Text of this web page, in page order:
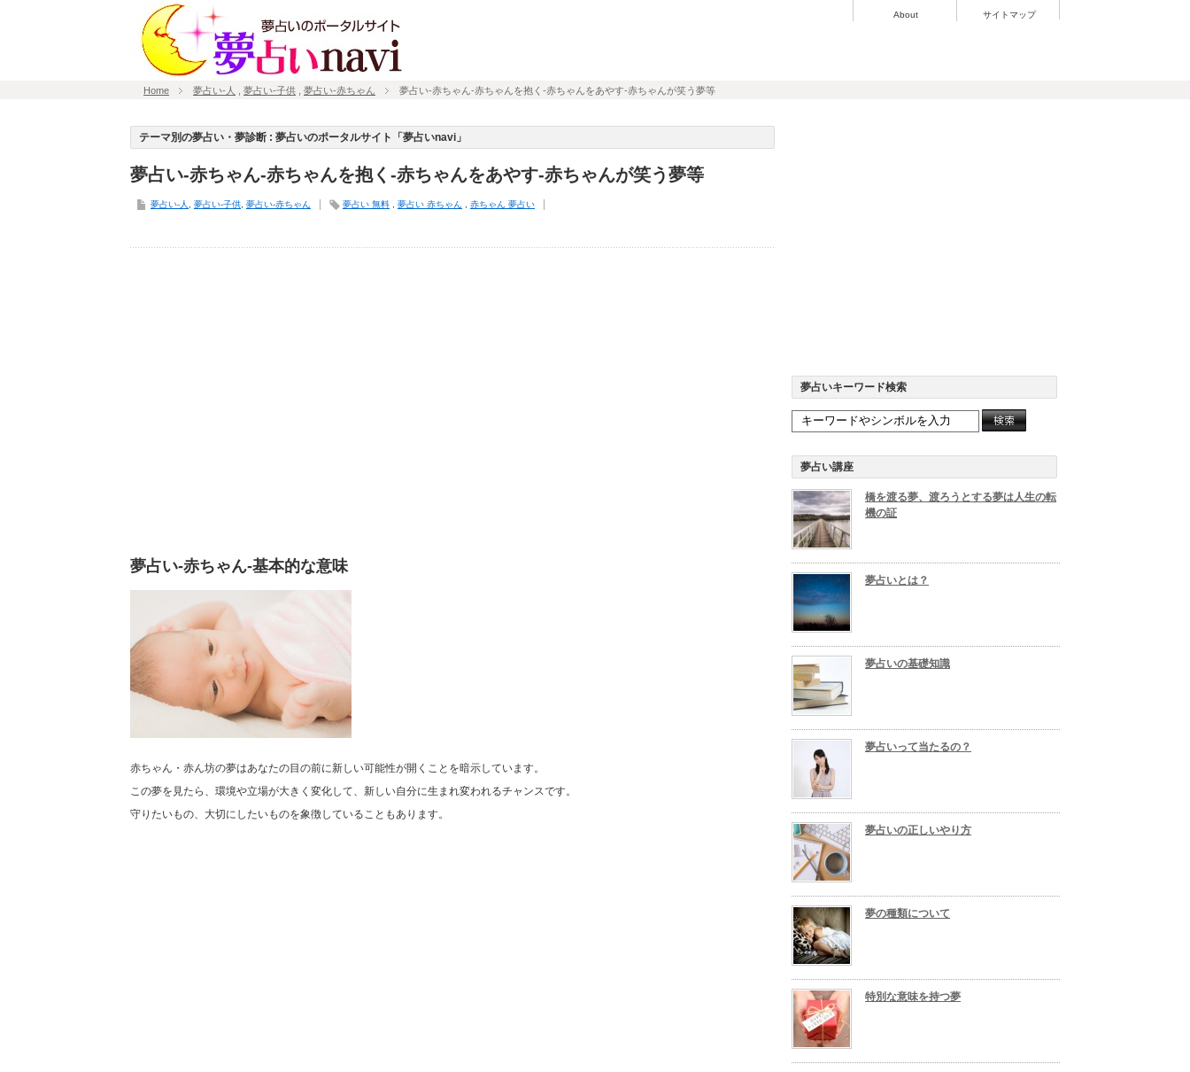
About サイトマップ
Home 夢占い-人 夢占い-子供 夢占い-赤ちゃん 夢占い-赤ちゃん-赤ちゃんを抱く-赤ちゃんをあやす-赤ちゃんが笑う夢等
テーマ別の夢占い・夢診断 : 夢占いのポータルサイト「夢占いnavi」
夢占い-赤ちゃん-赤ちゃんを抱く-赤ちゃんをあやす-赤ちゃんが笑う夢等
夢占い-人 夢占い-子供 夢占い-赤ちゃん 夢占い 無料 夢占い 赤ちゃん 赤ちゃん 夢占い
夢占い-赤ちゃん-基本的な意味
赤ちゃん・赤ん坊の夢はあなたの目の前に新しい可能性が開くことを暗示しています。
この夢を見たら、環境や立場が大きく変化して、新しい自分に生まれ変われるチャンスです。
守りたいもの、大切にしたいものを象徴していることもあります。
夢占いキーワード検索
夢占い講座
橋を渡る夢、渡ろうとする夢は人生の転
機の証
夢占いとは？
夢占いの基礎知識
夢占いって当たるの？
夢占いの正しいやり方
夢の種類について
特別な意味を持つ夢